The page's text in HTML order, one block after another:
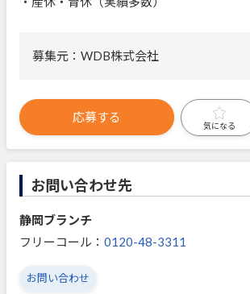
募集元：WDB株式会社
応募する
気になる
お問い合わせ先
静岡ブランチ
フリーコール： 0120-48-3311
お問い合わせ